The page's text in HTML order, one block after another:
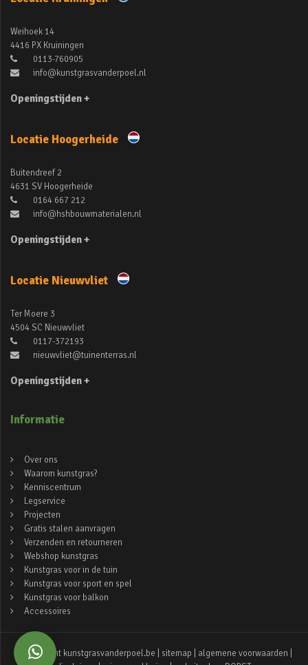
Weihoek 14
4416 PX Kruiningen
0113-760905
info@kunstgrasvanderpoel.nl
Openingstijden +
Locatie Hoogerheide
Buitendreef 2
4631 SV Hoogerheide
0164 667 212
info@hshbouwmaterialen.nl
Openingstijden +
Locatie Nieuwvliet
Ter Moere 3
4504 SC Nieuwvliet
0117-372193
nieuwvliet@tuinenterras.nl
Openingstijden +
Informatie
Over ons
Waarom kunstgras?
Kenniscentrum
Legservice
Projecten
Gratis stalen aanvragen
Verzenden en retourneren
Webshop kunstgras
Kunstgras voor in de tuin
Kunstgras voor sport en spel
Kunstgras voor balkon
Accessoires
© copyright kunstgrasvanderpoel.be | sitemap algemene voorwaarden